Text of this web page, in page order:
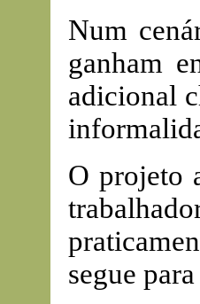
Num
ganham
adicional
O projeto
segue